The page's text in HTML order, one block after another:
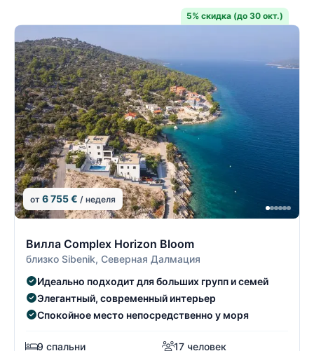
5% скидка (до 30 окт.)
от 6 755 € / неделя
Вилла Complex Horizon Bloom
близко Sibenik, Северная Далмация
Идеально подходит для больших групп и семей
Элегантный, современный интерьер
Спокойное место непосредственно у моря
9 спальни
17 человек